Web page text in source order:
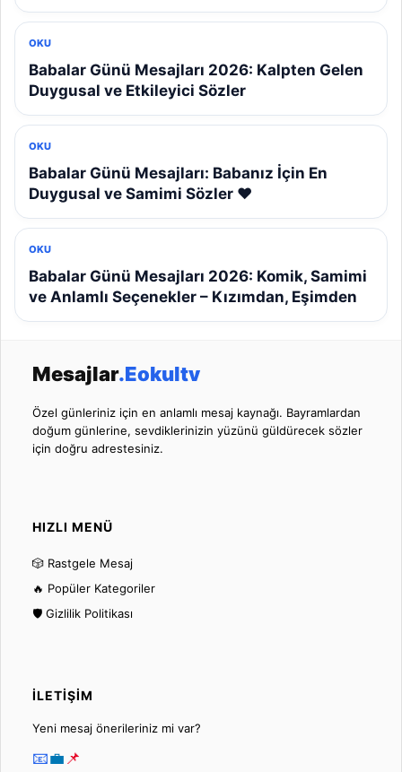
OKU
Babalar Günü Mesajları 2026: Kalpten Gelen
Duygusal ve Etkileyici Sözler
OKU
Babalar Günü Mesajları: Babanız İçin En
Duygusal ve Samimi Sözler ❤️
OKU
Babalar Günü Mesajları 2026: Komik, Samimi
ve Anlamlı Seçenekler – Kızımdan, Eşimden
Mesajlar.Eokultv
Özel günleriniz için en anlamlı mesaj kaynağı. Bayramlardan
doğum günlerine, sevdiklerinizin yüzünü güldürecek sözler
için doğru adrestesiniz.
HIZLI MENÜ
🎲 Rastgele Mesaj
🔥 Popüler Kategoriler
🛡️ Gizlilik Politikası
İLETIŞIM
Yeni mesaj önerileriniz mi var?
📧💼 📌